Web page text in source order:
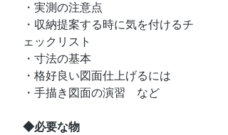
・実測の注意点
・収納提案する時に気を付けるチ
ェックリスト
・寸法の基本
・格好良い図面仕上げるには
・手描き図面の演習　など
◆必要な物